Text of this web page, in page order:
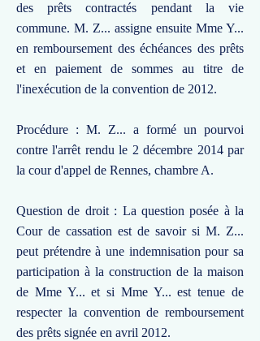
des prêts contractés pendant la vie
commune. M. Z... assigne ensuite Mme Y...
en remboursement des échéances des prêts
et en paiement de sommes au titre de
l'inexécution de la convention de 2012.
Procédure : M. Z... a formé un pourvoi
contre l'arrêt rendu le 2 décembre 2014 par
la cour d'appel de Rennes, chambre A.
Question de droit : La question posée à la
Cour de cassation est de savoir si M. Z...
peut prétendre à une indemnisation pour sa
participation à la construction de la maison
de Mme Y... et si Mme Y... est tenue de
respecter la convention de remboursement
des prêts signée en avril 2012.